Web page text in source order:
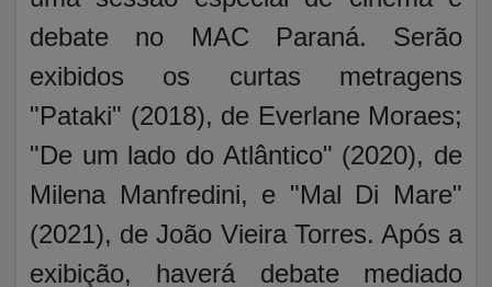
debate no MAC Paraná. Serão
exibidos os curtas metragens
"Pataki" (2018), de Everlane Moraes;
"De um lado do Atlântico" (2020), de
Milena Manfredini, e "Mal Di Mare"
(2021), de João Vieira Torres. Após a
exibição, haverá debate mediado